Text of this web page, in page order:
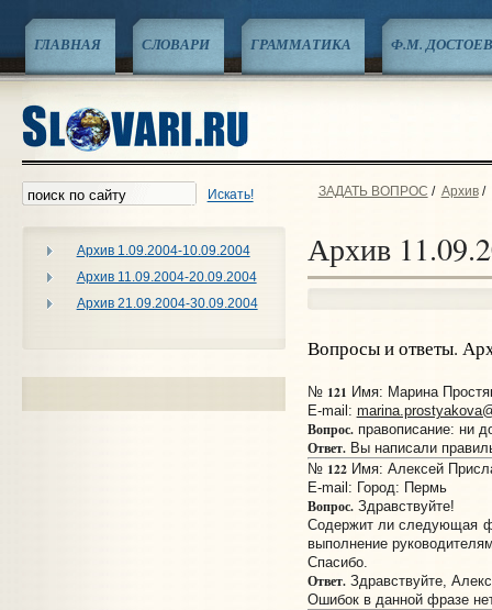
ГЛАВНАЯ СЛОВАРИ ГРАММАТИКА Ф.М.
Искать!
Архив 1.09.2004-10.09.2004
Архив 11.09.2004-20.09.2004
Архив 21.09.2004-30.09.2004
ЗАДАТЬ ВОПРОС / Архив/
Архив
Вопросы и ответы.
№ 121 Имя: Марина
E-mail:
Вопрос.правописание: ни
Ответ.Вы написали
№ 122Имя: Алексей
E-mail: Город: Пермь
Вопрос.Здравствуйте!
Содержит ли следующая
выполнение
Спасибо.
Ответ.Здравствуйте,
Ошибок в данной фразе